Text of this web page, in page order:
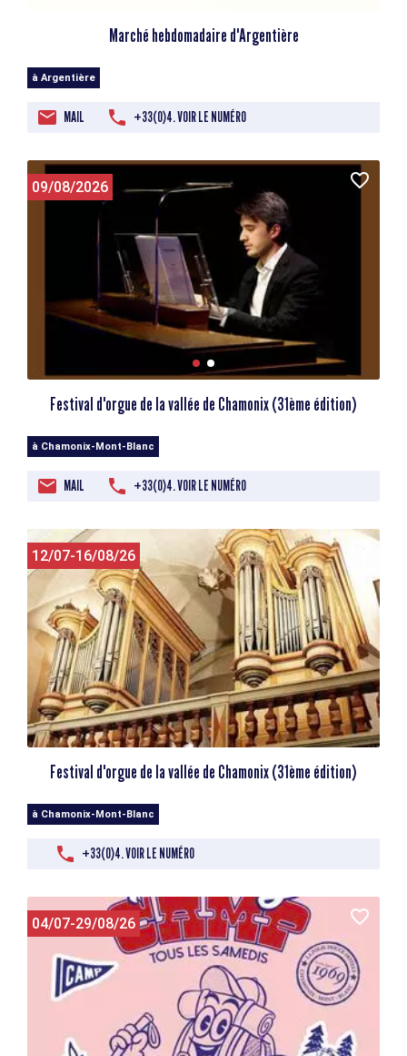
Marché hebdomadaire d'Argentière
à Argentière
MAIL +33(0)4. VOIR LE NUMÉRO
09/08/2026
Festival d'orgue de la vallée de Chamonix (31ème édition)
à Chamonix-Mont-Blanc
MAIL +33(0)4. VOIR LE NUMÉRO
12/07-16/08/26
Festival d'orgue de la vallée de Chamonix (31ème édition)
à Chamonix-Mont-Blanc
+33(0)4. VOIR LE NUMÉRO
04/07-29/08/26